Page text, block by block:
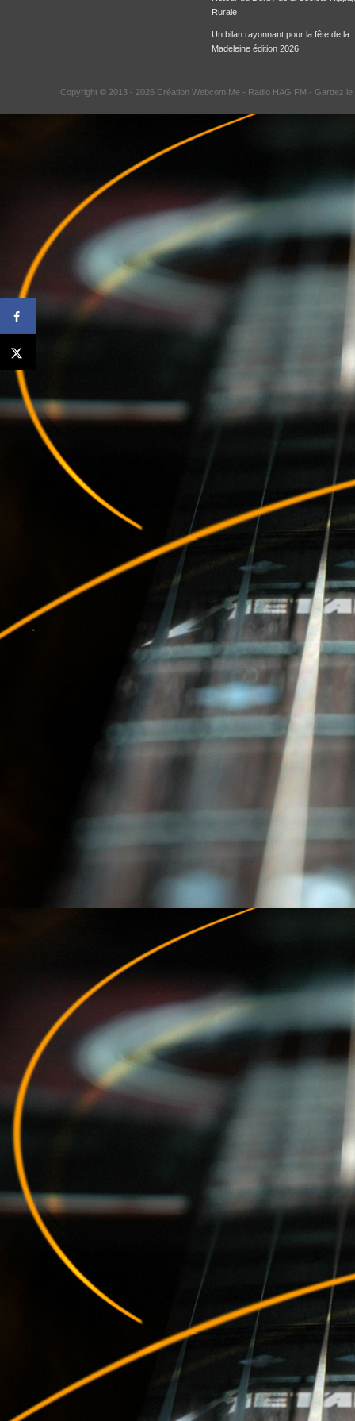
Rurale
Un bilan rayonnant pour la fête de la
Madeleine édition 2026
Copyright © 2013 - 2026 Création Webcom.Me - Radio HAG FM - Gardez le